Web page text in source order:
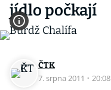
jídlo počkají
ČTK
7. srpna 2011 · 20:08